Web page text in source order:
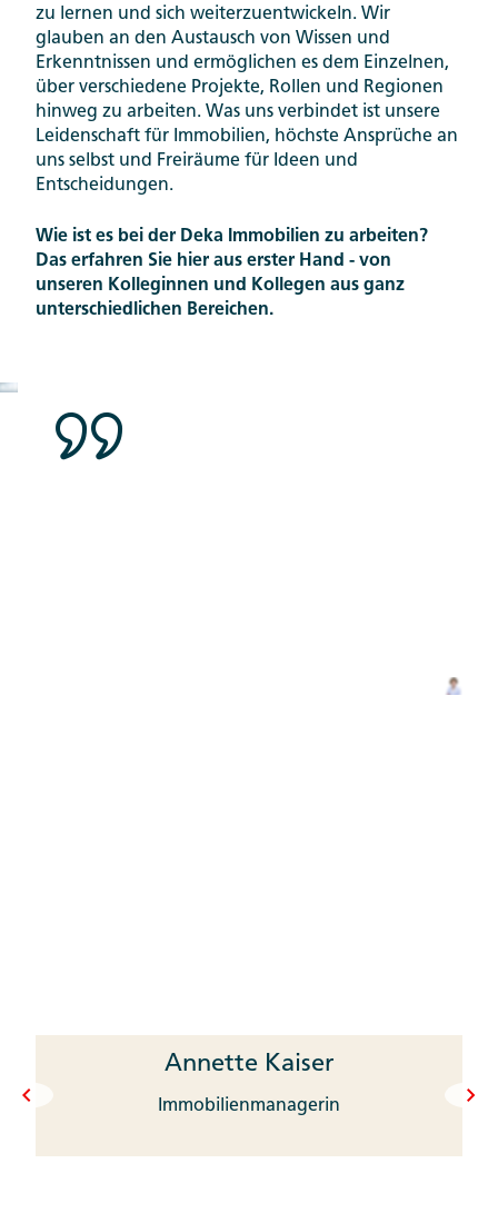
zu lernen und sich weiterzuentwickeln. Wir
glauben an den Austausch von Wissen und
Erkenntnissen und ermöglichen es dem Einzelnen,
über verschiedene Projekte, Rollen und Regionen
hinweg zu arbeiten. Was uns verbindet ist unsere
Leidenschaft für Immobilien, höchste Ansprüche an
uns selbst und Freiräume für Ideen und
Entscheidungen.
Wie ist es bei der Deka Immobilien zu arbeiten?
Das erfahren Sie hier aus erster Hand - von
unseren Kolleginnen und Kollegen aus ganz
unterschiedlichen Bereichen.
Annette Kaiser
Immobilienmanagerin